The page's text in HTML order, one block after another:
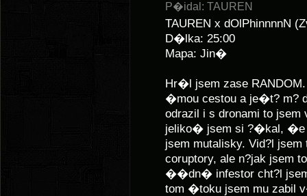
P�idal: TAUREN
TAUREN x dOlPhinnnnN
D�lka: 25:00
Mapa: Jin�
Hr�l jsem zase
�mou cestou a je�t? m?
odrazil i s dronami to
jeliko� jsem si ?�kal, �e
jsem mutalisky. Vid?l
coruptory, ale n?jak jsem
��dn� infestor cht?l
tom �toku jsem mu zabil